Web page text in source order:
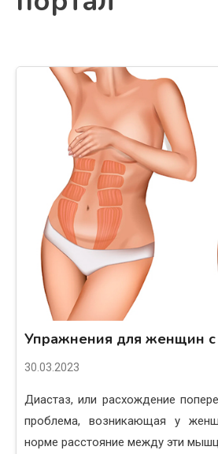
Психология
Свадьба
Красота
Недвижимость
Упражнения для женщин с
30.03.2023
Диастаз, или расхождение
проблема, возникающая у
норме расстояние между эти